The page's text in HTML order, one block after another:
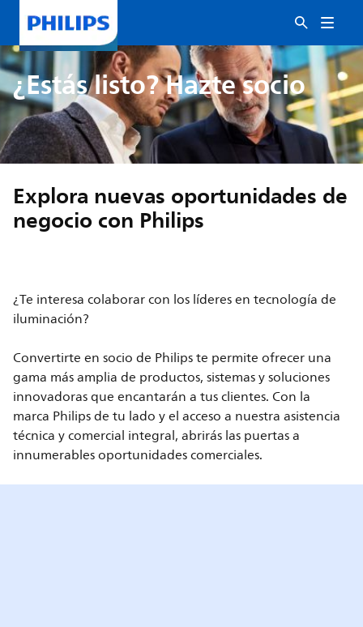
¿Estás listo? Hazte socio
Explora nuevas oportunidades de
negocio con Philips
¿Te interesa colaborar con los líderes en tecnología de
iluminación?
Convertirte en socio de Philips te permite ofrecer una
gama más amplia de productos, sistemas y soluciones
innovadoras que encantarán a tus clientes. Con la
marca Philips de tu lado y el acceso a nuestra asistencia
técnica y comercial integral, abrirás las puertas a
innumerables oportunidades comerciales.